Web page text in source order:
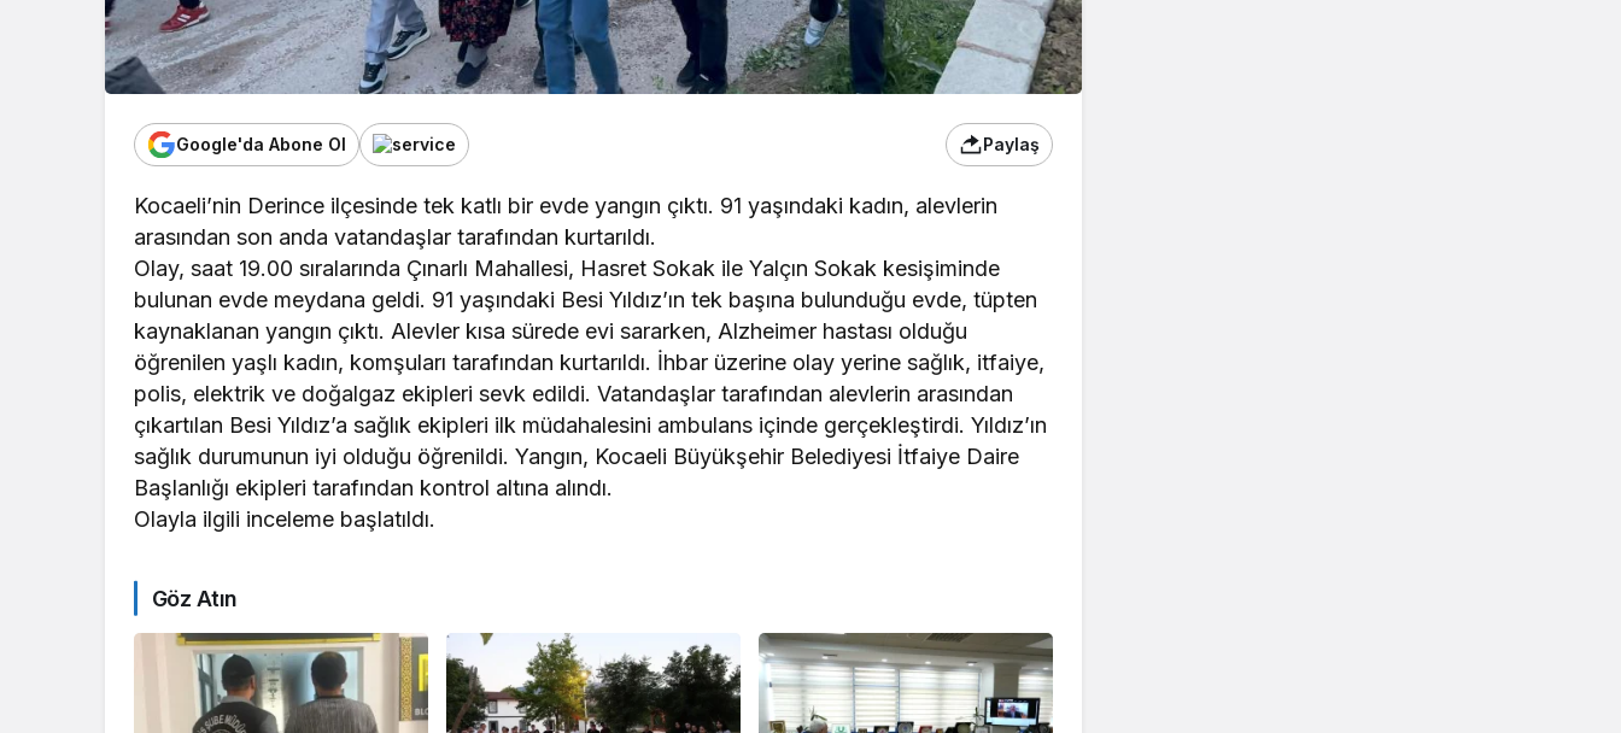
Google'da Abone Ol Paylaş
Kocaeli’nin Derince ilçesinde tek katlı bir evde yangın çıktı. 91 yaşındaki kadın, alevlerin
arasından son anda vatandaşlar tarafından kurtarıldı.
Olay, saat 19.00 sıralarında Çınarlı Mahallesi, Hasret Sokak ile Yalçın Sokak kesişiminde
bulunan evde meydana geldi. 91 yaşındaki Besi Yıldız’ın tek başına bulunduğu evde, tüpten
kaynaklanan yangın çıktı. Alevler kısa sürede evi sararken, Alzheimer hastası olduğu
öğrenilen yaşlı kadın, komşuları tarafından kurtarıldı. İhbar üzerine olay yerine sağlık, itfaiye,
polis, elektrik ve doğalgaz ekipleri sevk edildi. Vatandaşlar tarafından alevlerin arasından
çıkartılan Besi Yıldız’a sağlık ekipleri ilk müdahalesini ambulans içinde gerçekleştirdi. Yıldız’ın
sağlık durumunun iyi olduğu öğrenildi. Yangın, Kocaeli Büyükşehir Belediyesi İtfaiye Daire
Başlanlığı ekipleri tarafından kontrol altına alındı.
Olayla ilgili inceleme başlatıldı.
Göz Atın